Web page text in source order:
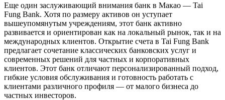
Еще один заслуживающий внимания банк в Макао — Tai
Fung Bank. Хотя по размеру активов он уступает
вышеупомянутым учреждениям, этот банк активно
развивается и ориентирован как на локальный рынок, так и на
международных клиентов. Открытие счета в Tai Fung Bank
предлагает сочетание классических банковских услуг и
современных решений для частных и корпоративных
клиентов. Этот банк отличают персонализированный подход,
гибкие условия обслуживания и готовность работать с
клиентами различного профиля — от малого бизнеса до
частных инвесторов.